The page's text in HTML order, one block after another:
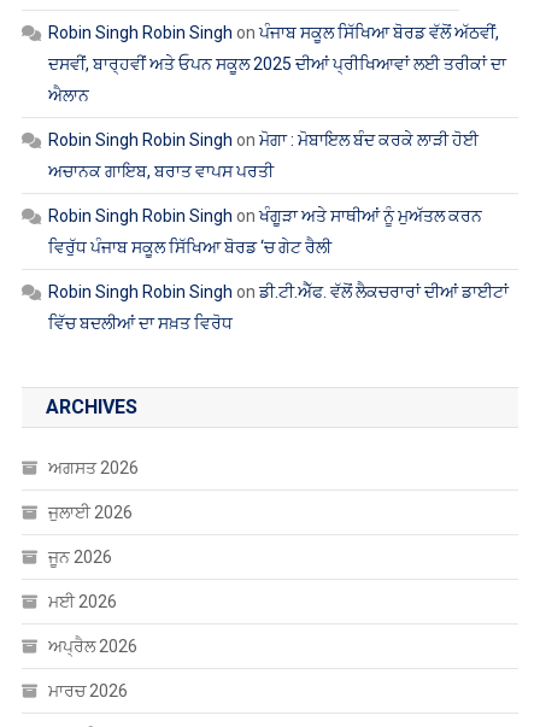
Robin Singh Robin Singh onਪੰਜਾਬ ਸਕੂਲ ਸਿੱਖਿਆ ਬੋਰਡ ਵੱਲੋਂ ਅੱਠਵੀਂ,
ਦਸਵੀਂ, ਬਾਰ੍ਹਵੀਂ ਅਤੇ ਓਪਨ ਸਕੂਲ 2025 ਦੀਆਂ ਪ੍ਰੀਖਿਆਵਾਂ ਲਈ ਤਰੀਕਾਂ ਦਾ
ਐਲਾਨ
Robin Singh Robin Singh on ਮੋਗਾ : ਮੋਬਾਇਲ ਬੰਦ ਕਰਕੇ ਲਾੜੀ ਹੋਈ
ਅਚਾਨਕ ਗਾਇਬ, ਬਰਾਤ ਵਾਪਸ ਪਰਤੀ
Robin Singh Robin Singh onਖੰਗੂੜਾ ਅਤੇ ਸਾਥੀਆਂ ਨੂੰ ਮੁਅੱਤਲ ਕਰਨ
ਵਿਰੁੱਧ ਪੰਜਾਬ ਸਕੂਲ ਸਿੱਖਿਆ ਬੋਰਡ ‘ਚ ਗੇਟ ਰੈਲੀ
Robin Singh Robin Singh onਡੀ.ਟੀ.ਐੱਫ. ਵੱਲੋਂ ਲੈਕਚਰਾਰਾਂ ਦੀਆਂ ਡਾਈਟਾਂ
ਵਿੱਚ ਬਦਲੀਆਂ ਦਾ ਸਖ਼ਤ ਵਿਰੋਧ
ARCHIVES
ਅਗਸਤ 2026
ਜੁਲਾਈ 2026
ਜੂਨ 2026
ਮਈ 2026
ਅਪ੍ਰੈਲ 2026
ਮਾਰਚ 2026